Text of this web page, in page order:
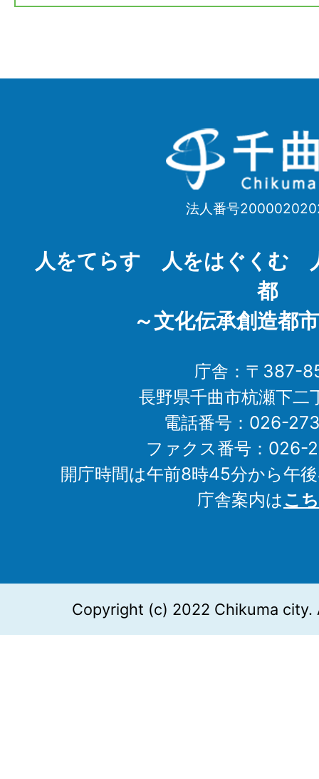
千
曲
Chikuma
法人番号
人をてらす 人をはぐくむ
都
～文化伝承創造都
庁舎：〒387-
長野県千曲市杭瀬下二
電話番号：026-
ファクス番号：026-
開庁時間は午前8時45分から午
庁舎案内はこ
Copyright (c) 2022 Chikuma city.